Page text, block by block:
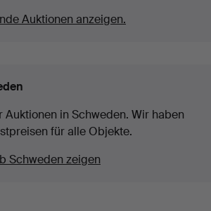
Auktionen anzeigen.
Auktionen in Schweden. Wir haben
für alle Objekte.
Schweden zeigen